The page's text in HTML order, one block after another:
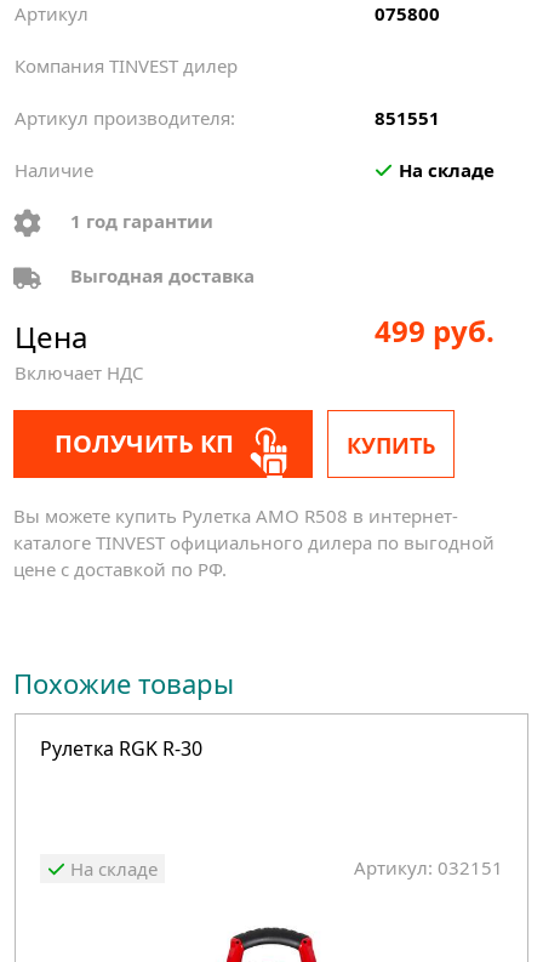
Артикул 075800
Компания TINVEST дилер
Артикул производителя: 851551
Наличие На складе
1 год гарантии
Выгодная доставка
Цена
Включает НДС
499 руб.
ПОЛУЧИТЬ КП КУПИТЬ
Вы можете купить Рулетка AMO R508 в интернет-
каталоге TINVEST официального дилера по выгодной
цене с доставкой по РФ.
Похожие товары
Рулетка RGK R-30
На складе Артикул: 032151